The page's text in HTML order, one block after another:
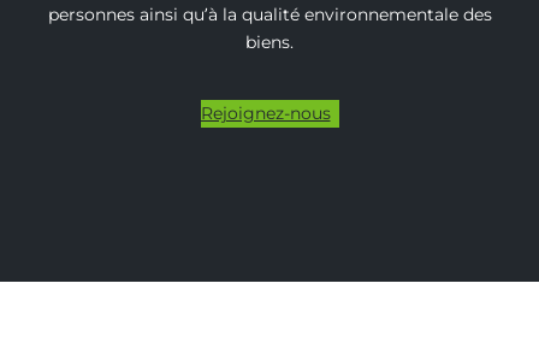
personnes ainsi qu’à la qualité environnementale des
biens.
Rejoignez-nous